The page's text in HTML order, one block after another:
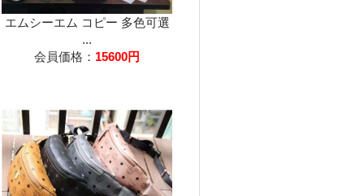
エムシーエム コピー 多色可選
...
会員価格： 15600円